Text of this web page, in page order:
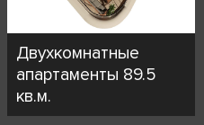
Двухкомнатные
апартаменты 89.5
кв.м.